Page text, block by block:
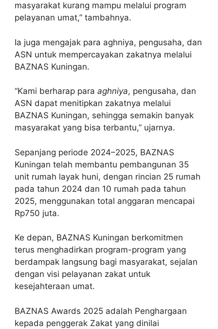
masyarakat kurang mampu melalui program
pelayanan umat,” tambahnya.
Ia juga mengajak para aghniya, pengusaha, dan
ASN untuk mempercayakan zakatnya melalui
BAZNAS Kuningan.
“Kami berharap para aghniya, pengusaha, dan
ASN dapat menitipkan zakatnya melalui
BAZNAS Kuningan, sehingga semakin banyak
masyarakat yang bisa terbantu,” ujarnya.
Sepanjang periode 2024–2025, BAZNAS
Kuningan telah membantu pembangunan 35
unit rumah layak huni, dengan rincian 25 rumah
pada tahun 2024 dan 10 rumah pada tahun
2025, menggunakan total anggaran mencapai
Rp750 juta.
Ke depan, BAZNAS Kuningan berkomitmen
terus menghadirkan program-program yang
berdampak langsung bagi masyarakat, sejalan
dengan visi pelayanan zakat untuk
kesejahteraan umat.
BAZNAS Awards 2025 adalah Penghargaan
kepada penggerak Zakat yang dinilai